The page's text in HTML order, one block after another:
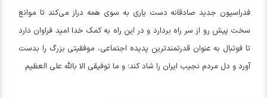
فدراسیون جدید صادقانه دست یاری به سوی همه دراز می‌کند تا موانع
سخت پیش رو از سر راه بردارد و در این راه به کمک خدا امید فراوان دارد
تا فوتبال به عنوان قدرتمندترین پدیده اجتماعی، موفقیتی بزرگ را بدست
آورد و دل مردم نجیب ایران را شاد کند؛ و ما توفیقی الا بالله علی العظیم